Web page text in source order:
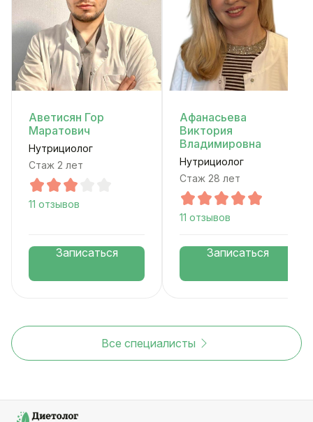
Аветисян Гор
Маратович
Нутрициолог
Стаж 2 лет
11 отзывов
Записаться
Афанасьева
Виктория
Владимировна
Нутрициолог
Стаж 28 лет
11 отзывов
Записаться
Все специалисты